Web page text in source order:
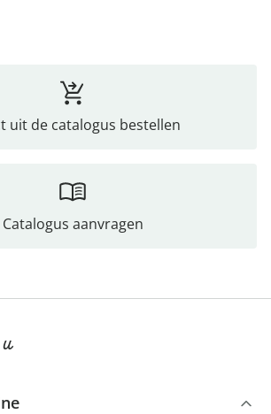
uit de catalogus bestellen
Catalogus aanvragen